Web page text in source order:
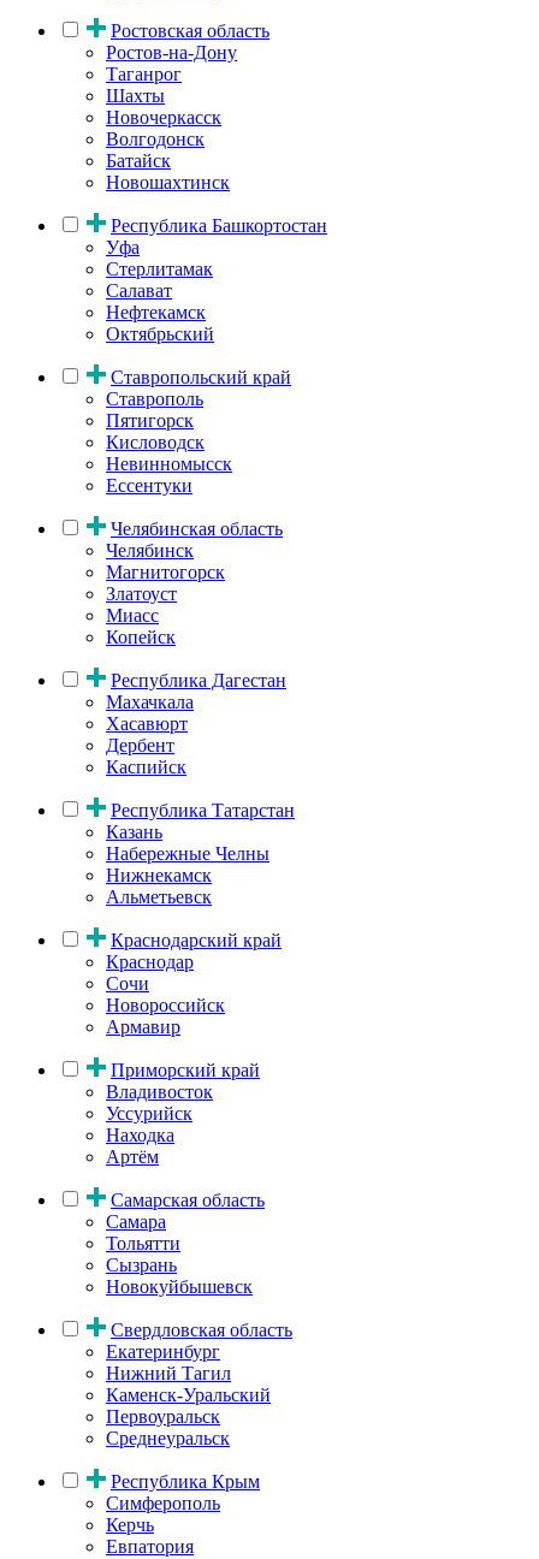
Ростовская область
Ростов-на-Дону
Таганрог
Шахты
Новочеркасск
Волгодонск
Батайск
Новошахтинск
Республика Башкортостан
Уфа
Стерлитамак
Салават
Нефтекамск
Октябрьский
Ставропольский край
Ставрополь
Пятигорск
Кисловодск
Невинномысск
Ессентуки
Челябинская область
Челябинск
Магнитогорск
Златоуст
Миасс
Копейск
Республика Дагестан
Махачкала
Хасавюрт
Дербент
Каспийск
Республика Татарстан
Казань
Набережные Челны
Нижнекамск
Альметьевск
Краснодарский край
Краснодар
Сочи
Новороссийск
Армавир
Приморский край
Владивосток
Уссурийск
Находка
Артём
Самарская область
Самара
Тольятти
Сызрань
Новокуйбышевск
Свердловская область
Екатеринбург
Нижний Тагил
Каменск-Уральский
Первоуральск
Среднеуральск
Республика Крым
Симферополь
Керчь
Евпатория